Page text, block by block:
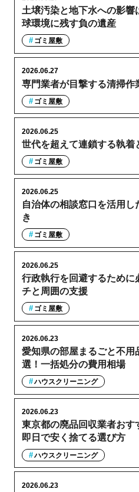
土壌汚染と地下水への影響
球環境に残す負の遺産
ゴミ屋敷
専門業者が目撃する清掃作
2026.06.27
ゴミ屋敷
世代を超えて連鎖する執着
2026.06.25
ゴミ屋敷
自治体の相談窓口を活用し
き
2026.06.25
ゴミ屋敷
行政執行を回避するために
チと周囲の支援
2026.06.25
ゴミ屋敷
愛知県の部屋まるごと不用
選！一括処分の費用相場
2026.06.23
ハウスクリーニング
東京都の廃品回収業者おす
即日で安く捨てる選び方
2026.06.23
ハウスクリーニング
2026.06.23